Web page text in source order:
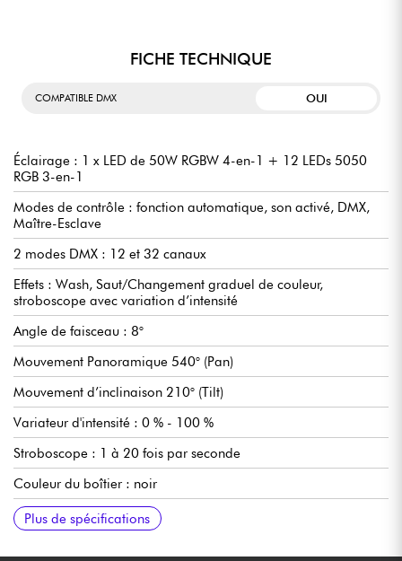
FICHE TECHNIQUE
COMPATIBLE DMX OUI
Éclairage : 1 x LED de 50W RGBW 4-en-1 + 12 LEDs 5050
RGB 3-en-1
Modes de contrôle : fonction automatique, son activé, DMX,
Maître-Esclave
2 modes DMX : 12 et 32 canaux
Effets : Wash, Saut/Changement graduel de couleur,
stroboscope avec variation d’intensité
Angle de faisceau : 8°
Mouvement Panoramique 540° (Pan)
Mouvement d’inclinaison 210° (Tilt)
Variateur d'intensité : 0 % - 100 %
Stroboscope : 1 à 20 fois par seconde
Couleur du boîtier : noir
Ecran d’affichage LED
Alimentation : 100-240V AC, 50/60 Hz
Dimensions : 160 x 145 x 250 mm
Poids : 2,61 kg
Plus de spécifications